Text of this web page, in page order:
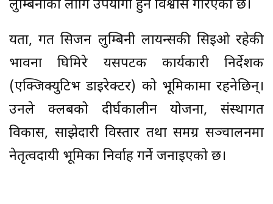
लुम्बिनीका लागि उपयोगी हुने विश्वास गरिएको छ।
यता, गत सिजन लुम्बिनी लायन्सकी सिइओ रहेकी
भावना घिमिरे यसपटक कार्यकारी निर्देशक
(एक्जिक्युटिभ डाइरेक्टर) को भूमिकामा रहनेछिन्।
उनले क्लबको दीर्घकालीन योजना, संस्थागत
विकास, साझेदारी विस्तार तथा समग्र सञ्चालनमा
नेतृत्वदायी भूमिका निर्वाह गर्ने जनाइएको छ।